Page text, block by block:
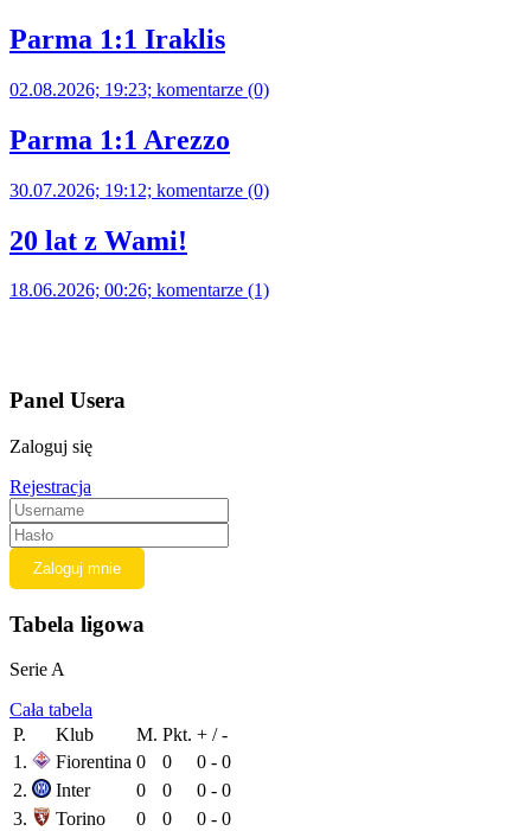
Parma 1:1 Iraklis
02.08.2026; 19:23; komentarze (0)
Parma 1:1 Arezzo
30.07.2026; 19:12; komentarze (0)
20 lat z Wami!
18.06.2026; 00:26; komentarze (1)
Panel Usera
Zaloguj się
Rejestracja
Tabela ligowa
Serie A
Cała tabela
P.
Klub M. Pkt. + / -
1.
Fiorentina 0 0
0 - 0
2.
Inter 0 0
0 - 0
3.
Torino 0 0
0 - 0